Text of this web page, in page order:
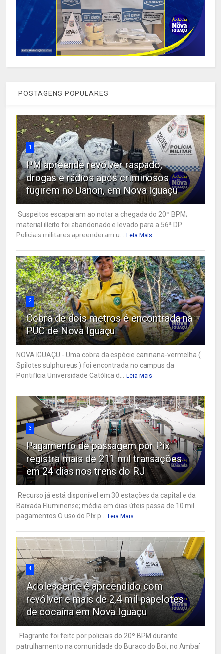
POSTAGENS POPULARES
1
PM apreende revólver raspado,
drogas e rádios após criminosos
fugirem no Danon, em Nova Iguaçu
Suspeitos escaparam ao notar a chegada do 20º BPM;
material ilícito foi abandonado e levado para a 56ª DP
Policiais militares apreenderam u...
Leia Mais
2
Cobra de dois metros é encontrada na
PUC de Nova Iguaçu
NOVA IGUAÇU - Uma cobra da espécie caninana-vermelha (
Spilotes sulphureus ) foi encontrada no campus da
Pontifícia Universidade Católica d...
Leia Mais
3
Pagamento de passagem por Pix
registra mais de 211 mil transações
em 24 dias nos trens do RJ
Recurso já está disponível em 30 estações da capital e da
Baixada Fluminense; média em dias úteis passa de 10 mil
pagamentos O uso do Pix p...
Leia Mais
4
Adolescente é apreendido com
revólver e mais de 2,4 mil papelotes
de cocaína em Nova Iguaçu
Flagrante foi feito por policiais do 20º BPM durante
patrulhamento na comunidade do Buraco do Boi, no Ambaí